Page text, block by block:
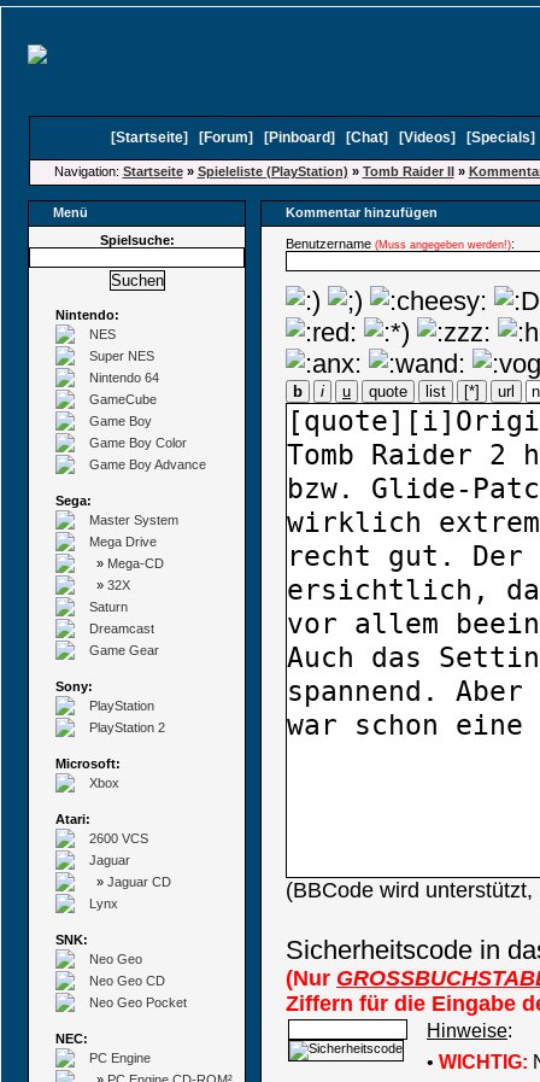
[Startseite] [Forum] [Pinboard] [Chat] [Videos] [Specials
Navigation: Startseite» Spieleliste (PlayStation) » Tomb Raider II»
Menü
Kommentar hinzufügen
Spielsuche:
Nintendo:
NES
Super NES
Nintendo 64
GameCube
Game Boy
Game Boy Color
Game Boy Advance
Sega:
Master System
Mega Drive
» Mega-CD
» 32X
Saturn
Dreamcast
Game Gear
Sony:
PlayStation
PlayStation 2
Microsoft:
Xbox
Atari:
2600 VCS
Jaguar
» Jaguar CD
Lynx
SNK:
Neo Geo
Neo Geo CD
Neo Geo Pocket
NEC:
PC Engine
Benutzername (Muss angegeben werden!):
b i u quote list [*] url
(BBCode wird
Sicherheitscode in
(Nur
Ziffern für die Eingabe
Hinweise:
• WICHTIG: